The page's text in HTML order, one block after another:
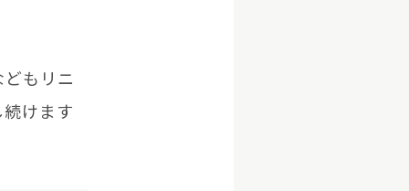
もリニ
けます